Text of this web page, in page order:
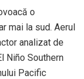
o
mai la sud. Aerul
analizat de
Niño Southern
Pacific